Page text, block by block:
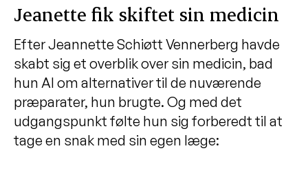
Jeanette fik skiftet sin medicin
Efter Jeannette Schiøtt Vennerberg havde
skabt sig et overblik over sin medicin, bad
hun AI om alternativer til de nuværende
præparater, hun brugte. Og med det
udgangspunkt følte hun sig forberedt til at
tage en snak med sin egen læge: